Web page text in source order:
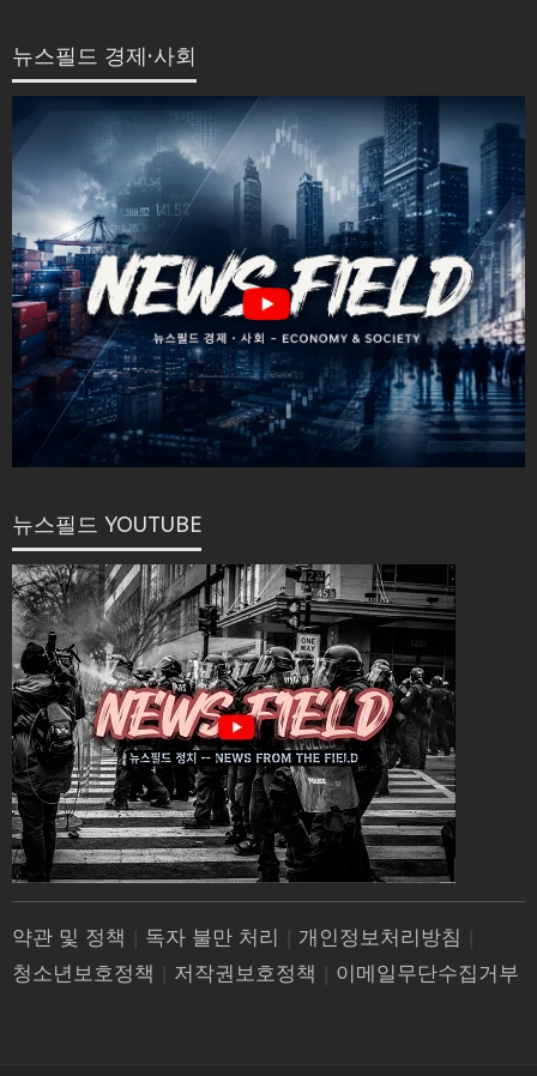
뉴스필드 경제·사회
뉴스필드 YOUTUBE
약관 및 정책 | 독자 불만 처리 | 개인정보처리방침 |
청소년보호정책 | 저작권보호정책 | 이메일무단수집거부